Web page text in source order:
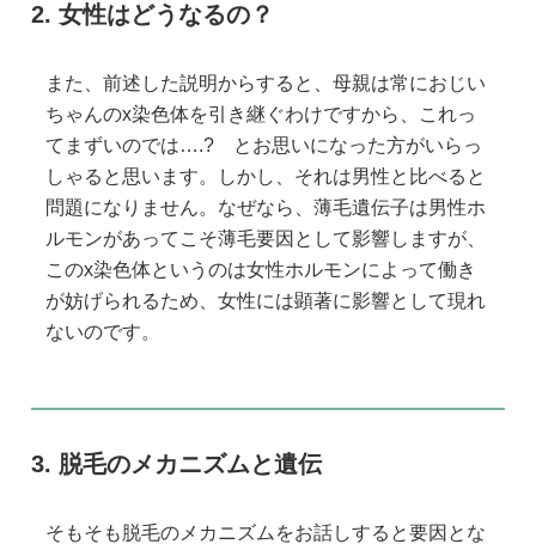
女性はどうなるの？
また、前述した説明からすると、母親は常におじい
ちゃんのx染色体を引き継ぐわけですから、これっ
てまずいのでは….? とお思いになった方がいらっ
しゃると思います。しかし、それは男性と比べると
問題になりません。なぜなら、薄毛遺伝子は男性ホ
ルモンがあってこそ薄毛要因として影響しますが、
このx染色体というのは女性ホルモンによって働き
が妨げられるため、女性には顕著に影響として現れ
ないのです。
脱毛のメカニズムと遺伝
そもそも脱毛のメカニズムをお話しすると要因とな